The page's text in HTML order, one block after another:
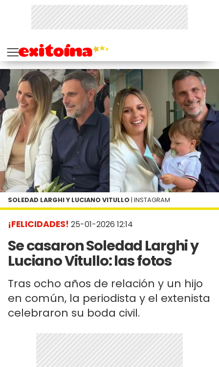
¡FELICIDADES! 25-01-2026 12:14
Se casaron Soledad Larghi y
Luciano Vitullo: las fotos
Tras ocho años de relación y un hijo
en común, la periodista y el extenista
celebraron su boda civil.
SOLEDAD LARGHI Y LUCIANO VITULLO | INSTAGRAM